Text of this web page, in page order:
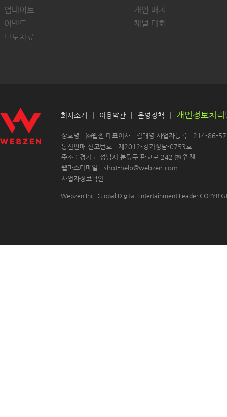
업데이트
이벤트
보도자료
개인 매치
채널 대회
회사소개 | 이용약관 | 운영정책 | 개인정보처
상호명 : ㈜웹젠 대표이사 : 김태영 사업자등록 : 214-86-
통신판매 신고번호 : 제2012-경기성남-0753호
주소 : 경기도 성남시 분당구 판교로 242 ㈜ 웹젠
웹마스터메일 : shot-help@webzen.com
사업자정보확인
Webzen Inc. Global Digital Entertainment Leader